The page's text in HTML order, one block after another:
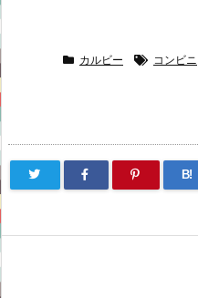
カルビー コンビニ
B!